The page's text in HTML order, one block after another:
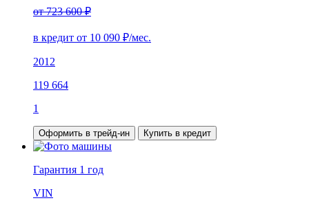
от 723 600 ₽
в кредит от 10 090 ₽/мес.
2012
119 664
1
Оформить в трейд-ин Купить в кредит
Гарантия 1 год
VIN